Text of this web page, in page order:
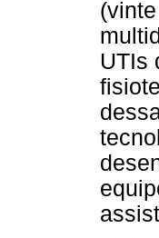
UTIs